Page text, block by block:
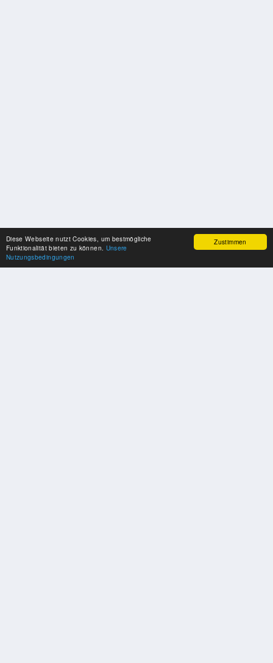
Zustimmen
Diese Webseite nutzt Cookies, um bestmögliche
Funktionalität bieten zu können. Unsere
Nutzungsbedingungen